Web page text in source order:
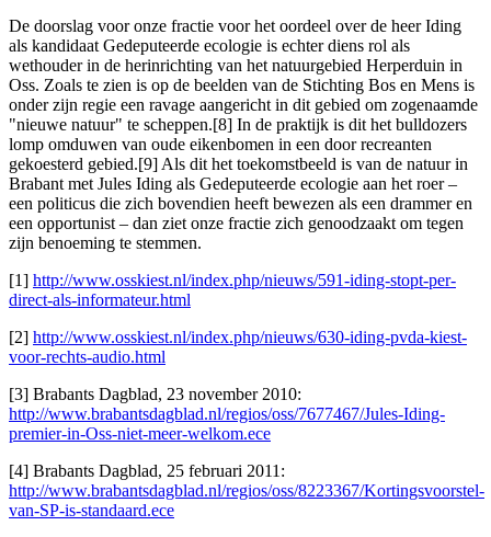
De doorslag voor onze fractie voor het oordeel over de heer Iding
als kandidaat Gedeputeerde ecologie is echter diens rol als
wethouder in de herinrichting van het natuurgebied Herperduin in
Oss. Zoals te zien is op de beelden van de Stichting Bos en Mens is
onder zijn regie een ravage aangericht in dit gebied om zogenaamde
"nieuwe natuur" te scheppen.[8] In de praktijk is dit het bulldozers
lomp omduwen van oude eikenbomen in een door recreanten
gekoesterd gebied.[9] Als dit het toekomstbeeld is van de natuur in
Brabant met Jules Iding als Gedeputeerde ecologie aan het roer –
een politicus die zich bovendien heeft bewezen als een drammer en
een opportunist – dan ziet onze fractie zich genoodzaakt om tegen
zijn benoeming te stemmen.
[1] http://www.osskiest.nl/index.php/nieuws/591-iding-stopt-per-
direct-als-informateur.html
[2] http://www.osskiest.nl/index.php/nieuws/630-iding-pvda-kiest-
voor-rechts-audio.html
[3] Brabants Dagblad, 23 november 2010:
http://www.brabantsdagblad.nl/regios/oss/7677467/Jules-Iding-
premier-in-Oss-niet-meer-welkom.ece
[4] Brabants Dagblad, 25 februari 2011:
http://www.brabantsdagblad.nl/regios/oss/8223367/Kortingsvoorstel-
van-SP-is-standaard.ece